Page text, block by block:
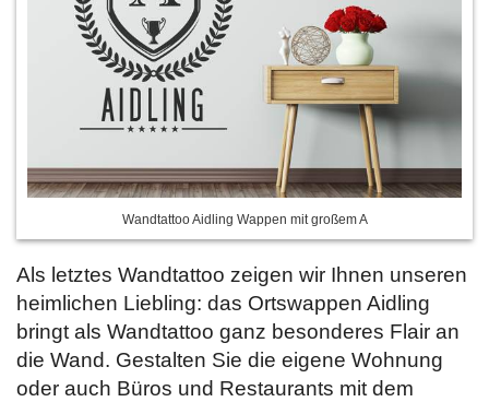
Wandtattoo Aidling Wappen mit großem A
Als letztes Wandtattoo zeigen wir Ihnen unseren
heimlichen Liebling: das Ortswappen Aidling
bringt als Wandtattoo ganz besonderes Flair an
die Wand. Gestalten Sie die eigene Wohnung
oder auch Büros und Restaurants mit dem